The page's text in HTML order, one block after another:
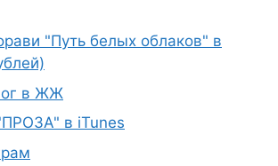
"Путь белых облаков" в
в ЖЖ
в iTunes